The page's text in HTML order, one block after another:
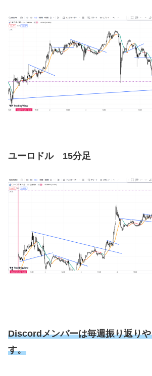
ユーロドル 15分足
Discordメンバーは毎週振り返り
す。